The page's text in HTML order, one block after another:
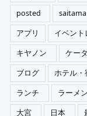
posted
saitama
アプリ
イベント
キヤノン
ケー
ブログ
ホテル・
ランチ
ラーメン
大宮
日本